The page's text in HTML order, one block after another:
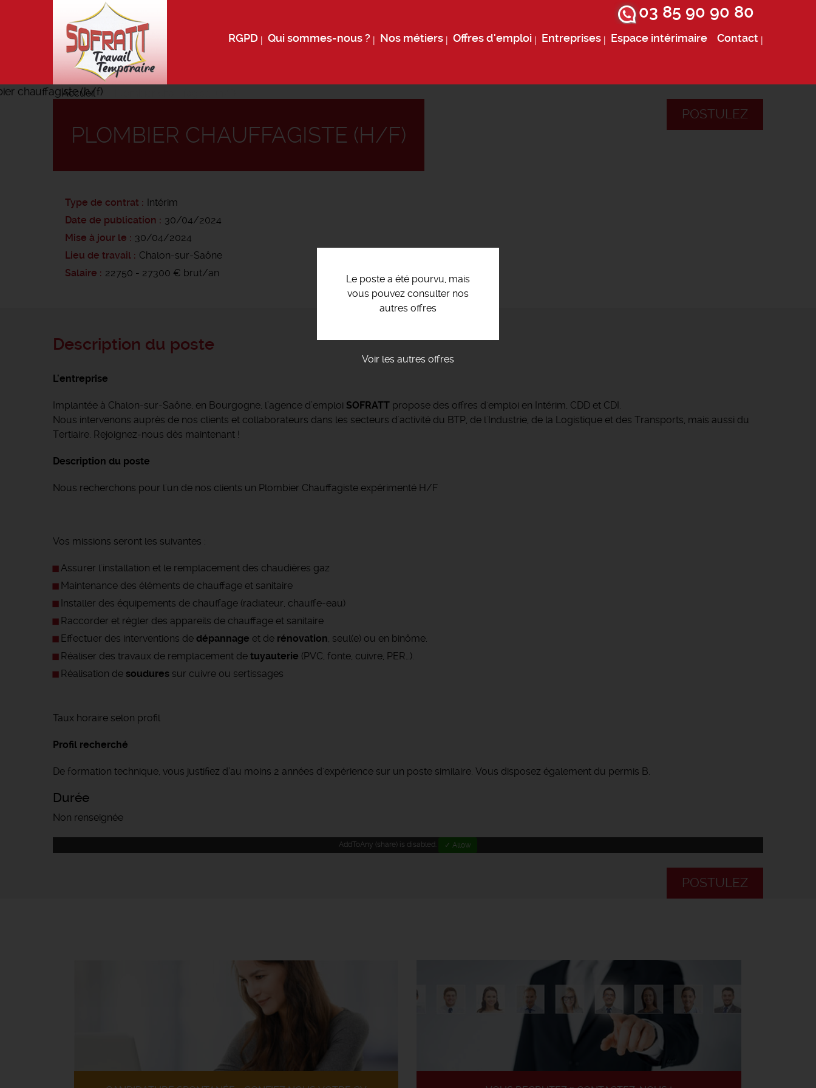
03 85 90 90 80
RGPD Qui sommes-nous ? Nos métiers Offres d'emploi Entreprises Espace intérimaire Contact
Accueil
Le poste a été pourvu, mais
vous pouvez consulter nos
autres offres
Voir les autres offres
POSTULEZ
PLOMBIER CHAUFFAGISTE (H/F)
Type de contrat
Intérim
Date de publication
30/04/2024
Mise à jour le
30/04/2024
Lieu de travail
Chalon-sur-Saône
Salaire
22750 - 27300 € brut/an
Description du poste
L'entreprise
Implantée à Chalon-sur-Saône, en Bourgogne, l’agence d’emploi SOFRATT propose des offres d'emploi en Intérim, CDD et CDI.
Nous intervenons auprès de nos clients et collaborateurs dans les secteurs d'activité du BTP, de l'Industrie, de la Logistique et des Transports, mais aussi du
Tertiaire. Rejoignez-nous dès maintenant !
Description du poste
Nous recherchons pour l'un de nos clients un Plombier Chauffagiste expérimenté H/F
Vos missions seront les suivantes :
Assurer l'installation et le remplacement des chaudières gaz
Maintenance des éléments de chauffage et sanitaire
Installer des équipements de chauffage (radiateur, chauffe-eau)
Raccorder et régler des appareils de chauffage et sanitaire
Effectuer des interventions de dépannage et de rénovation, seul(e) ou en binôme.
Réaliser des travaux de remplacement de tuyauterie (PVC, fonte, cuivre, PER…).
Réalisation de soudures sur cuivre ou sertissages
Taux horaire selon profil
Profil recherché
De formation technique, vous justifiez d’au moins 2 années d'expérience sur un poste similaire. Vous disposez également du permis B.
Durée
Non renseignée
AddToAny (share) is disabled. ✓ Allow
POSTULEZ